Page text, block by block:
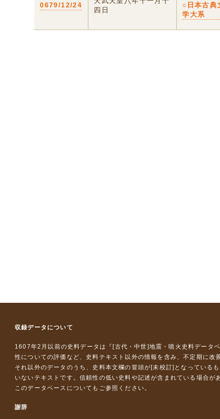
0679/12/24
四日
○日本古典
学大系
収録データについて
1607年2月以前の史料データは『 [古代・中世]地震・噴火史料データ
性についての評価など、史料テキスト以外の情報を含み、不定期に改
それ以外のデータのうち、史料本文欄の冒頭が[未校訂]となっている
いないテキストです。信頼性の低い史料や記述が含まれている場合が
このデータベースについて もご参照ください。
謝辞